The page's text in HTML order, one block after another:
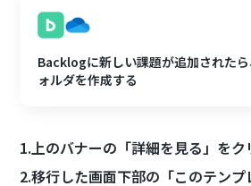
Backlogに新しい課題が追加された
ォルダを作成する
1.上のバナーの「詳細を見る」をク
2.移行した画面下部の「このテン